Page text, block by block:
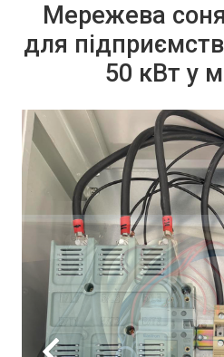
Мережева
для
50 кВт у